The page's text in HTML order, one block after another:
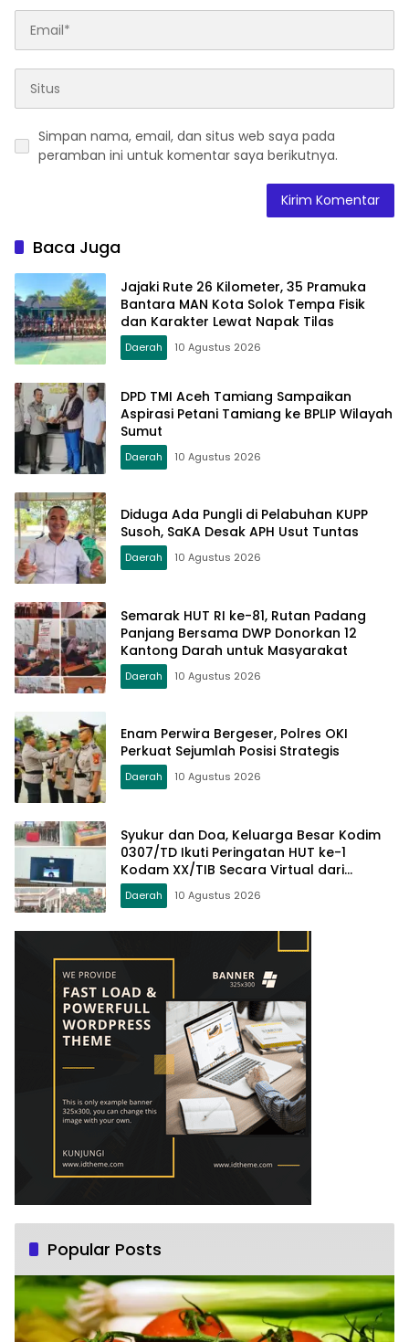
Simpan nama, email, dan situs web saya pada
peramban ini untuk komentar saya berikutnya.
Baca Juga
Jajaki Rute 26 Kilometer, 35 Pramuka
Bantara MAN Kota Solok Tempa Fisik
dan Karakter Lewat Napak Tilas
Daerah 10 Agustus 2026
DPD TMI Aceh Tamiang Sampaikan
Aspirasi Petani Tamiang ke BPLIP Wilayah
Sumut
Daerah 10 Agustus 2026
Diduga Ada Pungli di Pelabuhan KUPP
Susoh, SaKA Desak APH Usut Tuntas
Daerah 10 Agustus 2026
Semarak HUT RI ke-81, Rutan Padang
Panjang Bersama DWP Donorkan 12
Kantong Darah untuk Masyarakat
Daerah 10 Agustus 2026
Enam Perwira Bergeser, Polres OKI
Perkuat Sejumlah Posisi Strategis
Daerah 10 Agustus 2026
Syukur dan Doa, Keluarga Besar Kodim
0307/TD Ikuti Peringatan HUT ke-1
Kodam XX/TIB Secara Virtual dari
Padang
Daerah 10 Agustus 2026
Popular Posts